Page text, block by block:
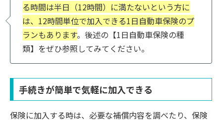
る時間は半日（12時間）に満たないという方に
は、12時間単位で加入できる1日自動車保険のプ
ランもあります。後述の【1日自動車保険の種
類】をぜひ参照してみてください。
手続きが簡単で気軽に加入できる
保険に加入する時は、必要な補償内容を調べたり、保険